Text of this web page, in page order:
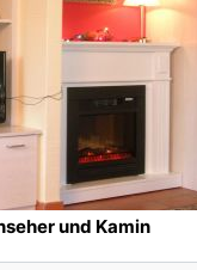
und Kamin